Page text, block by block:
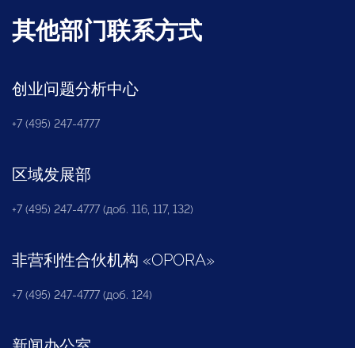
其他部门联系方式
创业问题分析中心
+7 (495) 247-4777
区域发展部
+7 (495) 247-4777 (доб. 116, 117, 132)
非营利性合伙机构 «OPORA»
+7 (495) 247-4777 (доб. 124)